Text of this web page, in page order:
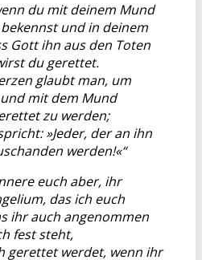
du mit deinem Mund
und in deinem
Gott ihn aus den Toten
du gerettet.
glaubt man, um
mit dem Mund
zu werden;
»Jeder, der an ihn
werden!«“
euch aber, ihr
das ich euch
ihr auch angenommen
fest steht,
gerettet werdet, wenn ihr